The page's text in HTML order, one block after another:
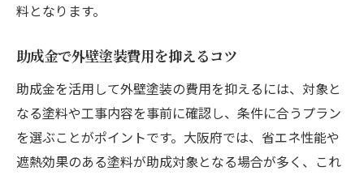
料となります。
助成金で外壁塗装費用を抑えるコツ
助成金を活用して外壁塗装の費用を抑えるには、対象と
なる塗料や工事内容を事前に確認し、条件に合うプラン
を選ぶことがポイントです。大阪府では、省エネ性能や
遮熱効果のある塗料が助成対象となる場合が多く、これ